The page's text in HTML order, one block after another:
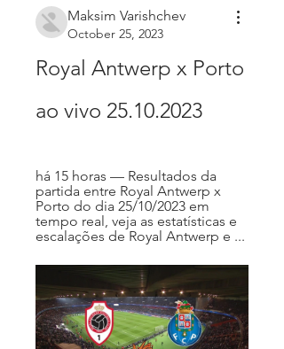
Maksim Varishchev
October 25, 2023
Royal Antwerp x Porto
ao vivo 25.10.2023
há 15 horas — Resultados da
partida entre Royal Antwerp x
Porto do dia 25/10/2023 em
tempo real, veja as estatísticas e
escalações de Royal Antwerp e ...